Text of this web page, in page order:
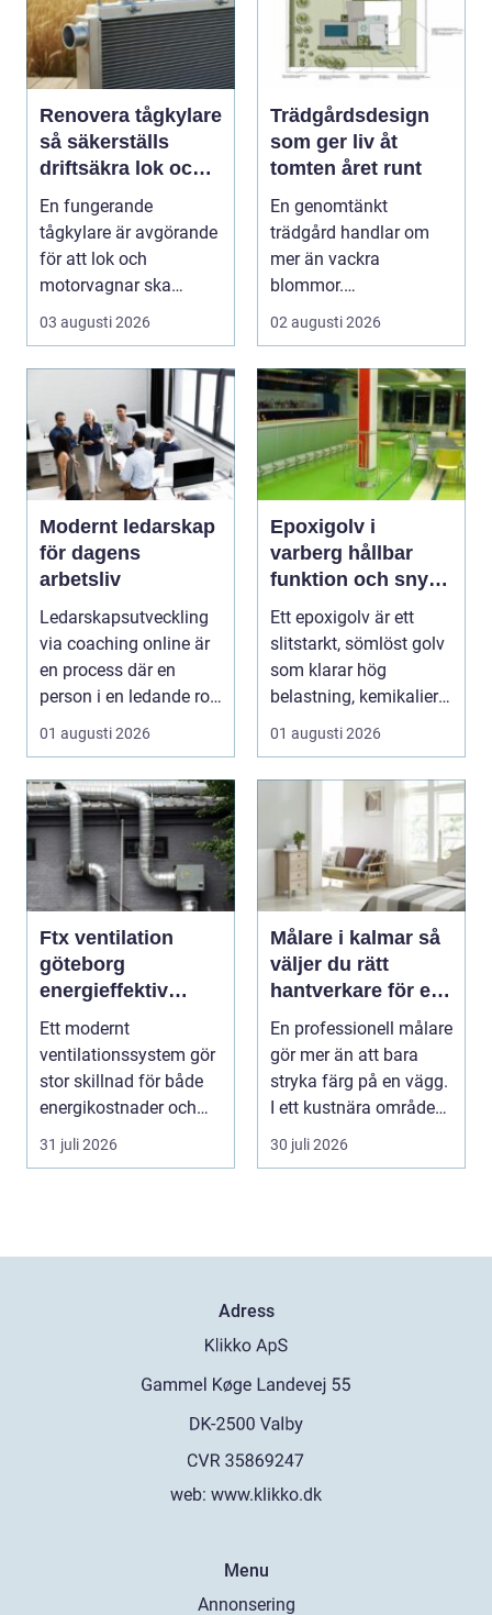
Renovera tågkylare
så säkerställs
driftsäkra lok och
tågsystem
En fungerande
tågkylare är avgörande
för att lok och
motorvagnar ska
kunna leverera pålitlig
drift d...
03 augusti 2026
Trädgårdsdesign
som ger liv åt
tomten året runt
En genomtänkt
trädgård handlar om
mer än vackra
blommor.
trädgårdsdesign
förenar funktion, form
och ...
02 augusti 2026
Modernt ledarskap
för dagens
arbetsliv
Ledarskapsutveckling
via coaching online är
en process där en
person i en ledande roll
f&a...
01 augusti 2026
Epoxigolv i
varberg hållbar
funktion och snygg
design i samma
lösning
Ett epoxigolv är ett
slitstarkt, sömlöst golv
som klarar hög
belastning, kemikalier
och väta utan at...
01 augusti 2026
Ftx ventilation
göteborg
energieffektiv
lösning för ett
bättre
inomhusklimat
Ett modernt
ventilationssystem gör
stor skillnad för både
energikostnader och
välmående. I en stad
s...
31 juli 2026
Målare i kalmar så
väljer du rätt
hantverkare för ett
hållbart resultat
En professionell målare
gör mer än att bara
stryka färg på en vägg.
I ett kustnära område
som Kalmar...
30 juli 2026
Adress
web: www.klikko.dk
Menu
Annonsering